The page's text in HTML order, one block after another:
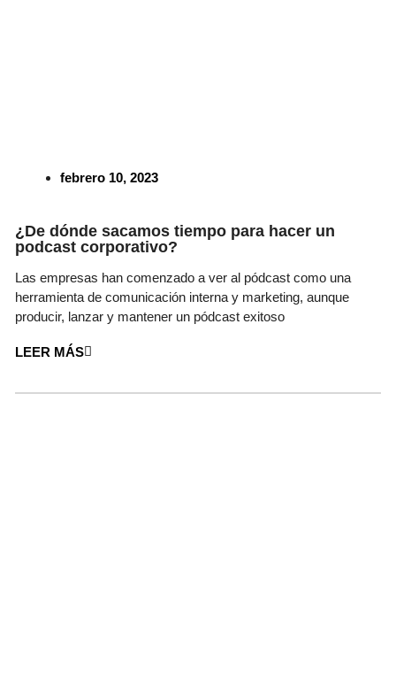
febrero 10, 2023
¿De dónde sacamos tiempo para hacer un
podcast corporativo?
Las empresas han comenzado a ver al pódcast como una
herramienta de comunicación interna y marketing, aunque
producir, lanzar y mantener un pódcast exitoso
LEER MÁS